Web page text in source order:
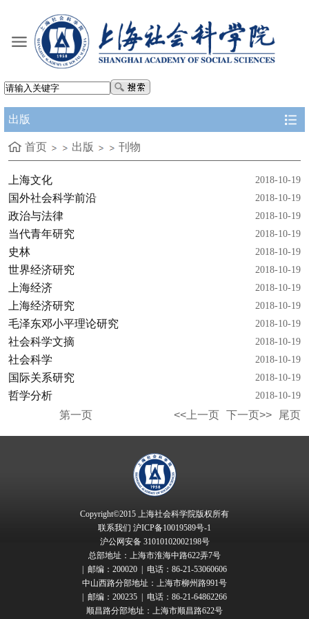
出版
首页 出版 刊物
上海文化 2018-10-19
国外社会科学前沿 2018-10-19
政治与法律 2018-10-19
当代青年研究 2018-10-19
史林 2018-10-19
世界经济研究 2018-10-19
上海经济 2018-10-19
上海经济研究 2018-10-19
毛泽东邓小平理论研究 2018-10-19
社会科学文摘 2018-10-19
社会科学 2018-10-19
国际关系研究 2018-10-19
哲学分析 2018-10-19
第一页 <<上一页 下一页>> 尾页
Copyright©2015 上海社会科学院版权所有
联系我们 沪ICP备10019589号-1
沪公网安备 31010102002198号
总部地址：上海市淮海中路622弄7号
| 邮编：200020 | 电话：86-21-53060606
中山西路分部地址：上海市柳州路991号
| 邮编：200235 | 电话：86-21-64862266
顺昌路分部地址：上海市顺昌路622号